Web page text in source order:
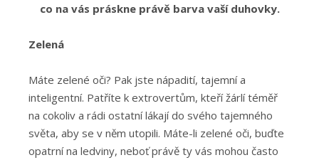
co na vás práskne právě barva vaší duhovky.
Zelená
Máte zelené oči? Pak jste nápadití, tajemní a
inteligentní. Patříte k extrovertům, kteří žárlí téměř
na cokoliv a rádi ostatní lákají do svého tajemného
světa, aby se v něm utopili. Máte-li zelené oči, buďte
opatrní na ledviny, neboť právě ty vás mohou často